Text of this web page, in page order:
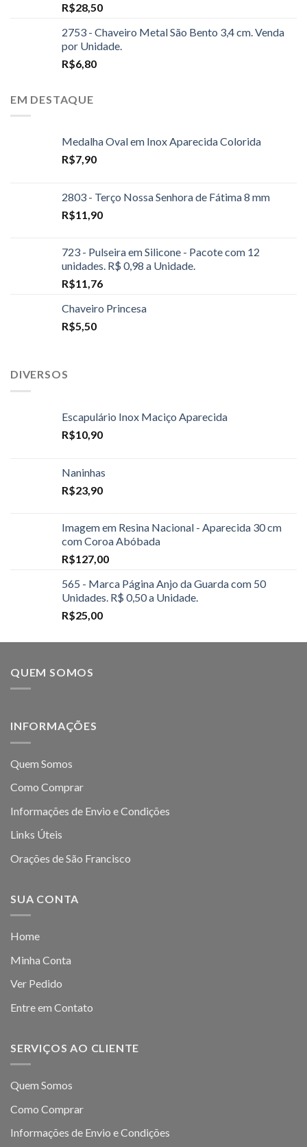
R$28,50
2753 - Chaveiro Metal São Bento 3,4 cm. Venda
por Unidade.
R$6,80
EM DESTAQUE
Medalha Oval em Inox Aparecida Colorida
R$7,90
2803 - Terço Nossa Senhora de Fátima 8 mm
R$11,90
723 - Pulseira em Silicone - Pacote com 12
unidades. R$ 0,98 a Unidade.
R$11,76
Chaveiro Princesa
R$5,50
DIVERSOS
Escapulário Inox Maciço Aparecida
R$10,90
Naninhas
R$23,90
Imagem em Resina Nacional - Aparecida 30 cm
com Coroa Abóbada
R$127,00
565 - Marca Página Anjo da Guarda com 50
Unidades. R$ 0,50 a Unidade.
R$25,00
QUEM SOMOS
INFORMAÇÕES
Quem Somos
Como Comprar
Informações de Envio e Condições
Links Úteis
Orações de São Francisco
SUA CONTA
Home
Minha Conta
Ver Pedido
Entre em Contato
SERVIÇOS AO CLIENTE
Quem Somos
Como Comprar
Informações de Envio e Condições